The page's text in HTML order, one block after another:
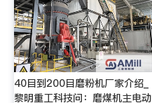
40目到200目磨粉机厂家介绍_
黎明重工科技问：磨煤机主电动